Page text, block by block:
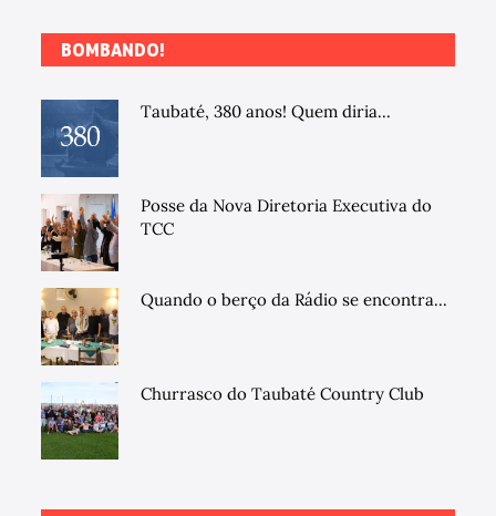
BOMBANDO!
Taubaté, 380 anos! Quem diria...
Posse da Nova Diretoria Executiva do
TCC
Quando o berço da Rádio se encontra...
Churrasco do Taubaté Country Club